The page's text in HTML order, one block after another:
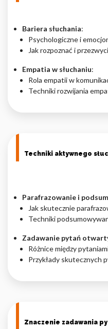
Bariera słuchania:
Psychologiczne i
Jak rozpoznać i
Empatia w słuchaniu:
Rola empatii w
Techniki rozwijania
Techniki aktywnego
Parafrazowanie i
Jak skutecznie
Techniki
Zadawanie pytań
Różnice między
Przykłady skutecznych
Znaczenie zadawania